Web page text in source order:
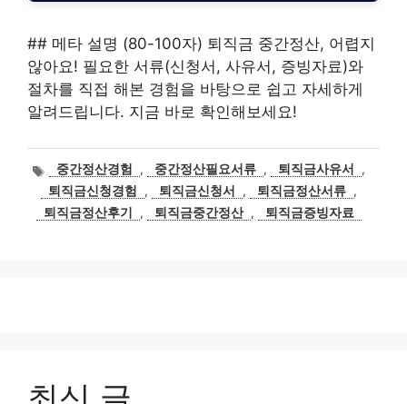
## 메타 설명 (80-100자) 퇴직금 중간정산, 어렵지
않아요! 필요한 서류(신청서, 사유서, 증빙자료)와
절차를 직접 해본 경험을 바탕으로 쉽고 자세하게
알려드립니다. 지금 바로 확인해보세요!
태
그
중간정산경험 , 중간정산필요서류 , 퇴직금사유서
,
퇴직금신청경험
, 퇴직금신청서 , 퇴직금정산서류 ,
퇴직금정산후기
, 퇴직금중간정산 , 퇴직금증빙자료